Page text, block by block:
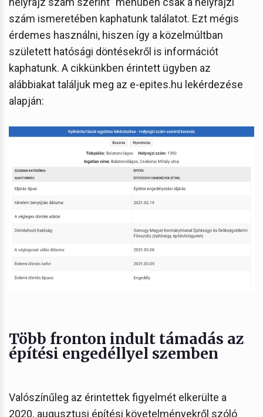
szám ismeretében kaphatunk találatot. Ezt mégis
érdemes használni, hiszen így a közelmúltban
született hatósági döntésekről is információt
kaphatunk. A cikkünkben érintett ügyben az
alábbiakat találjuk meg az e-epites.hu lekérdezése
alapján:
Több fronton indult támadás az
építési engedéllyel szemben
Valószínűleg az érintettek figyelmét elkerülte a
2020. augusztusi építési követelményekről szóló